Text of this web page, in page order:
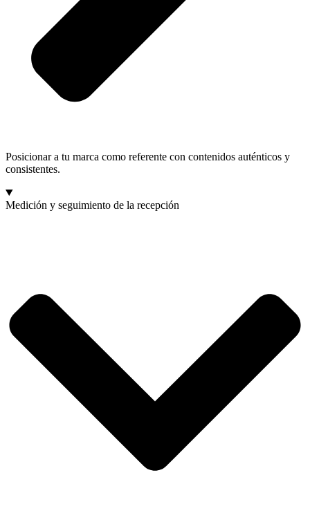
Posicionar a tu marca como referente con contenidos auténticos y
consistentes.
Medición y seguimiento de la recepción